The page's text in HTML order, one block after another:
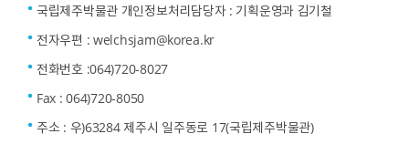
국립제주박물관 개인정보처리담당자 : 기획운영과 김기철
전자우편 : welchsjam@korea.kr
전화번호 :064)720-8027
Fax : 064)720-8050
주소 : 우)63284 제주시 일주동로 17(국립제주박물관)